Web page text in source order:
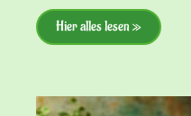
Hier alles lesen »